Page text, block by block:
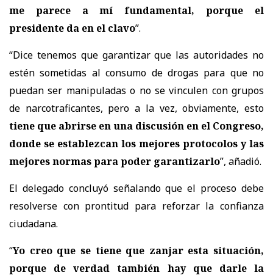
me parece a mí fundamental, porque el
presidente da en el clavo”.
“Dice tenemos que garantizar que las autoridades no
estén sometidas al consumo de drogas para que no
puedan ser manipuladas o no se vinculen con grupos
de narcotraficantes, pero a la vez, obviamente, esto
tiene que abrirse en una discusión en el Congreso,
donde se establezcan los mejores protocolos y las
mejores normas para poder garantizarlo”, añadió.
El delegado concluyó señalando que el proceso debe
resolverse con prontitud para reforzar la confianza
ciudadana.
“Yo creo que se tiene que zanjar esta situación,
porque de verdad también hay que darle la